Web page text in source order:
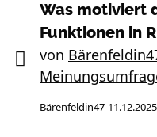
Was motiviert
Funktionen in
von
Bärenfeldin47